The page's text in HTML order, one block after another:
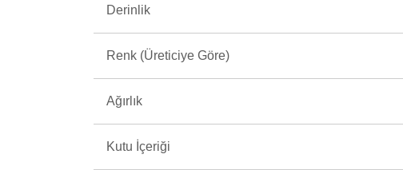
Derinlik
Renk (Üreticiye Göre)
Ağırlık
Kutu İçeriği